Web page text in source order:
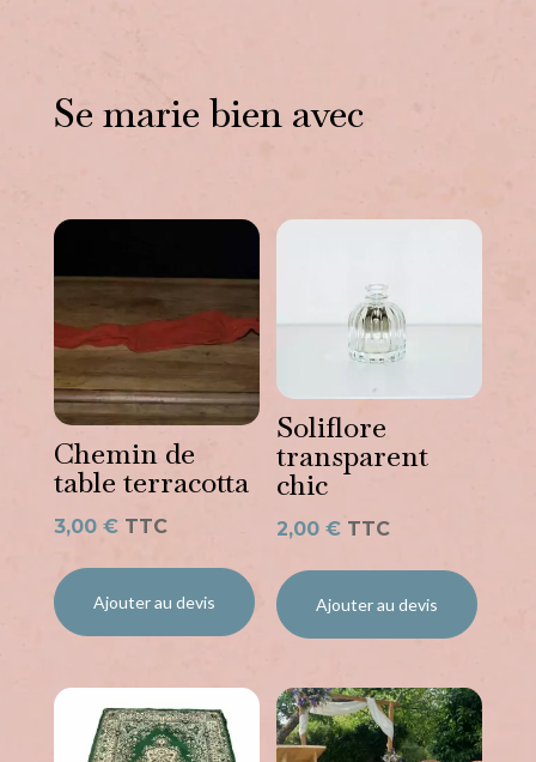
Se marie bien avec
Chemin de
table terracotta
3,00 € TTC
Ajouter au devis
Soliflore
transparent
chic
2,00€ TTC
Ajouter au devis